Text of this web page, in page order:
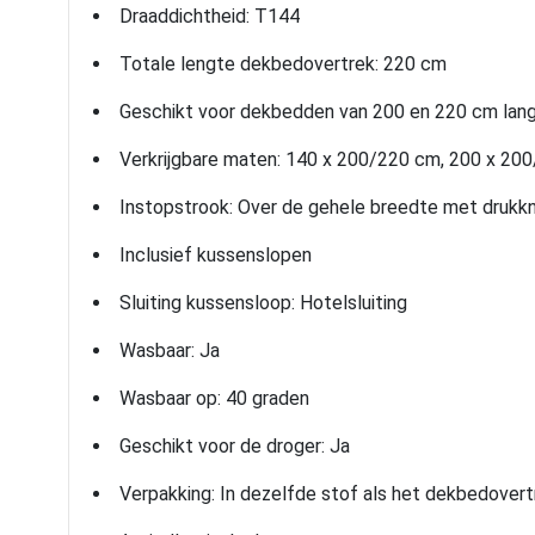
Draaddichtheid: T144
Totale lengte dekbedovertrek: 220 cm
Geschikt voor dekbedden van 200 en 220 cm
Verkrijgbare maten: 140 x 200/220 cm, 200 x
Instopstrook: Over de gehele breedte met
Inclusief kussenslopen
Sluiting kussensloop: Hotelsluiting
Wasbaar: Ja
Wasbaar op: 40 graden
Geschikt voor de droger: Ja
Verpakking: In dezelfde stof als het